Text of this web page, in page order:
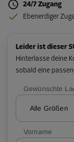
24/7 Zugang
Ebenerdiger
Leider ist dieser
Hinterlasse deine
sobald eine
Gewünschte
Alle Größen
Vorname